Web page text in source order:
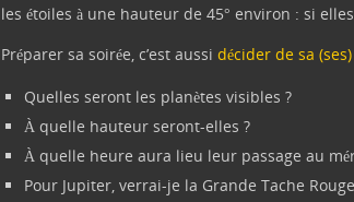
les étoiles à une hauteur de 45° environ : si
Préparer sa soirée, c’est aussi décider de sa
Quelles seront les planètes visibles ?
À quelle hauteur seront-elles ?
À quelle heure aura lieu leur passage au
Pour Jupiter, verrai-je la Grande Tache